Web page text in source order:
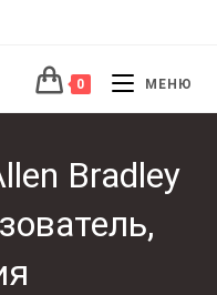
0 МЕНЮ
Bradley